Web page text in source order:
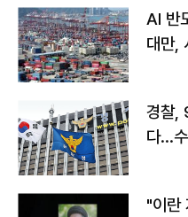
AI 반
대만,
경찰,
다…
"이란